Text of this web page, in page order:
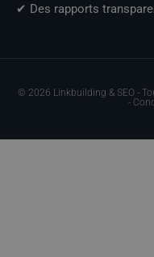
✔ Des rapports
© 2026 Linkbuilding & SEO -
-